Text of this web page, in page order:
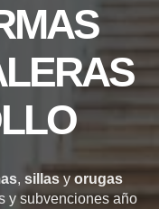
, sillas y orugas
y subvenciones año